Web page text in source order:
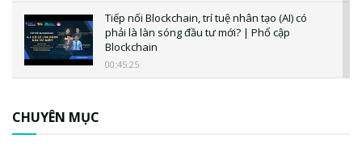
Tiếp nối Blockchain, trí tuệ nhân tạo (AI) có
phải là làn sóng đầu tư mới? | Phổ cập
Blockchain
00:45:25
CHUYÊN MỤC